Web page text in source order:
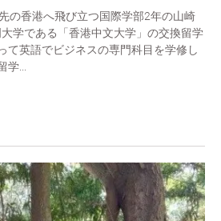
の香港へ飛び立つ国際学部2年の山崎
学である「香港中文大学」の交換留学
て英語でビジネスの専門科目を学修し
...